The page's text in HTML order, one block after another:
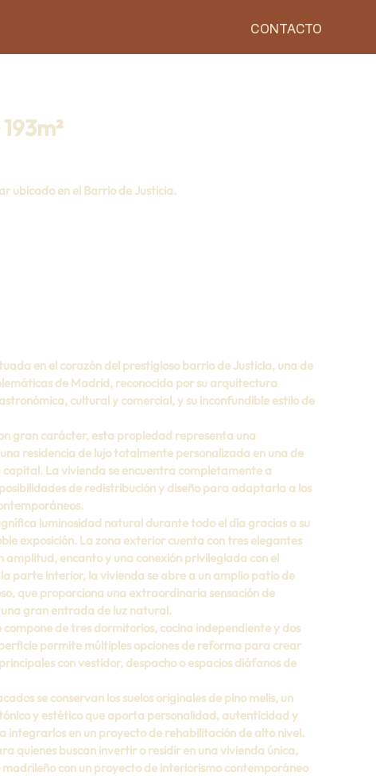
CONTACTO
ubicado en el Barrio de Justicia.
en el corazón del prestigioso barrio de Justicia, una de
de Madrid, reconocida por su arquitectura
cultural y comercial, y su inconfundible estilo de
gran carácter, esta propiedad representa una
residencia de lujo totalmente personalizada en una de
capital. La vivienda se encuentra completamente a
de redistribución y diseño para adaptarla a los
luminosidad natural durante todo el día gracias a su
exposición. La zona exterior cuenta con tres elegantes
amplitud, encanto y una conexión privilegiada con el
parte interior, la vivienda se abre a un amplio patio de
que proporciona una extraordinaria sensación de
gran entrada de luz natural.
de tres dormitorios, cocina independiente y dos
permite múltiples opciones de reforma para crear
con vestidor, despacho o espacios diáfanos de
se conservan los suelos originales de pino melis, un
y estético que aporta personalidad, autenticidad y
integrarlos en un proyecto de rehabilitación de alto nivel.
quienes buscan invertir o residir en una vivienda única,
con un proyecto de interiorismo contemporáneo